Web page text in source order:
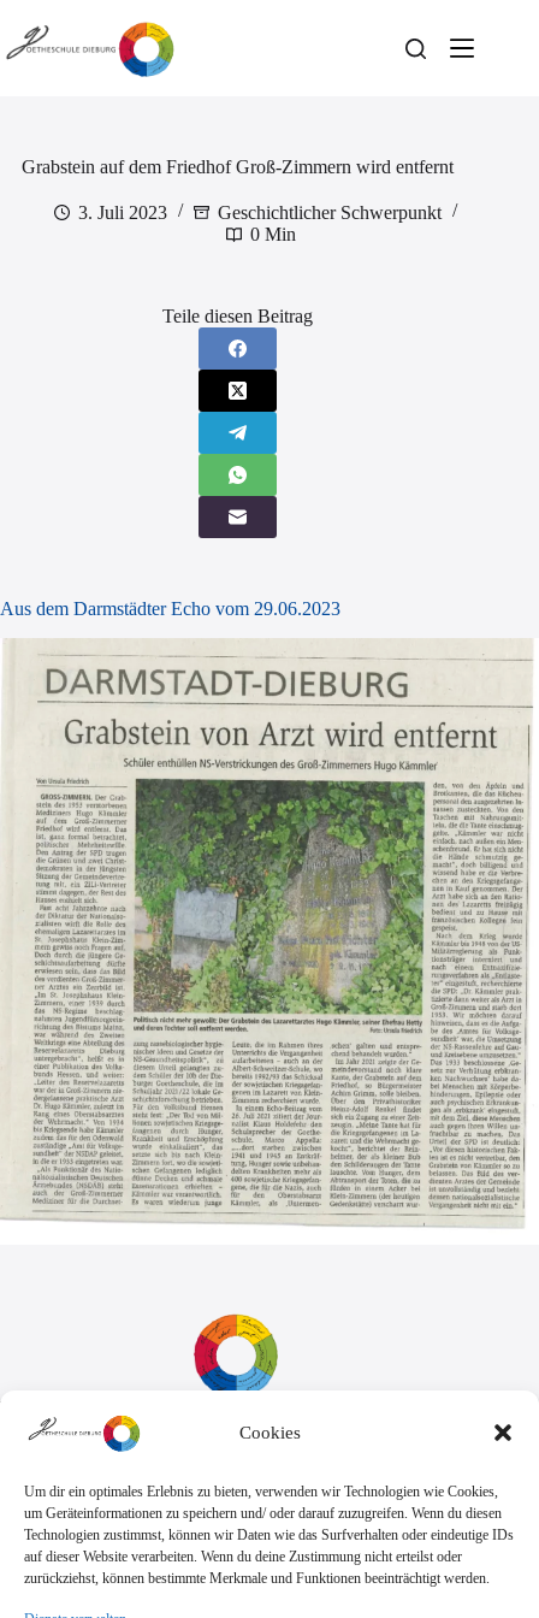
Cookies
Um dir ein optimales Erlebnis zu bieten, verwenden wir Technologien wie Cookies,
um Geräteinformationen zu speichern und/ oder darauf zuzugreifen. Wenn du diesen
Technologien zustimmst, können wir Daten wie das Surfverhalten oder eindeutige IDs
auf dieser Website verarbeiten. Wenn du deine Zustimmung nicht erteilst oder
zurückziehst, können bestimmte Merkmale und Funktionen beeinträchtigt werden.
Inhalt
springen
Grabstein auf dem Friedhof Groß-Zimmern wird entfernt
3. Juli 2023
Geschichtlicher Schwerpunkt
0 Min
Teile diesen Beitrag
Aus dem Darmstädter Echo vom 29.06.2023
Sekretariat:
Freitag: 7.45 Uhr bis 13.00 Uhr
E-Mail:
sekretariat@goethe.schule
Telefon
+49 6071 9888 0
Fax
+49 6071 9888 50